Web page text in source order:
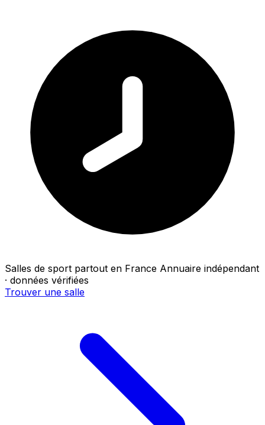
Salles de sport partout en France Annuaire indépendant
· données vérifiées
Trouver une salle